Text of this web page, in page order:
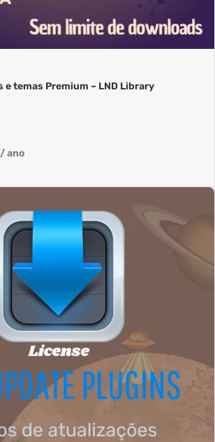
temas Premium – LND Library
/ ano